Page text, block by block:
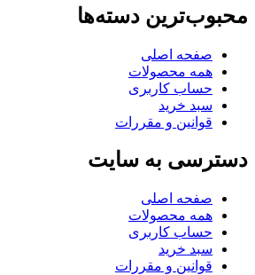
محبوب‌ترین دسته‌ها
صفحه اصلی
همه محصولات
حساب کاربری
سبد خرید
قوانین و مقررات
دسترسی به سایت
صفحه اصلی
همه محصولات
حساب کاربری
سبد خرید
قوانین و مقررات